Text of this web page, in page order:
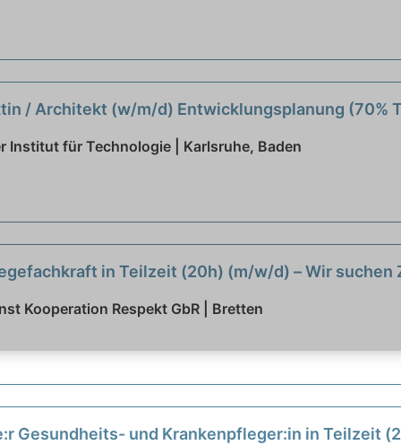
/ Architekt (w/m/d) Entwicklungsplanung (70%
Institut für Technologie | Karlsruhe, Baden
in Teilzeit (20h) (m/w/d) – Wir suchen
Kooperation Respekt GbR | Bretten
Gesundheits- und Krankenpfleger:in in Teilzeit